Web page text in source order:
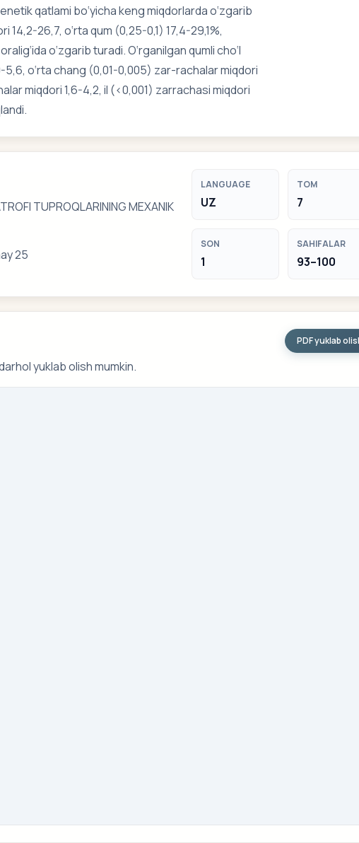
qatlami bo‘yicha keng miqdorlarda o‘zgarib
26,7, o‘rta qum (0,25-0,1) 17,4-29,1%,
o‘zgarib turadi. O‘rganilgan qumli cho‘l
o‘rta chang (0,01-0,005) zar-rachalar miqdori
miqdori 1,6-4,2, il (<0,001) zarrachasi miqdori
TUPROQLARINING MEXANIK
25
LANGUAGE
UZ
TOM
7
SON
1
SAHIFALAR
93–100
yuklab olish mumkin.
PDF yuklab